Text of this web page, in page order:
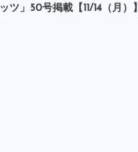
ッツ」50号掲載【11/14（月）】